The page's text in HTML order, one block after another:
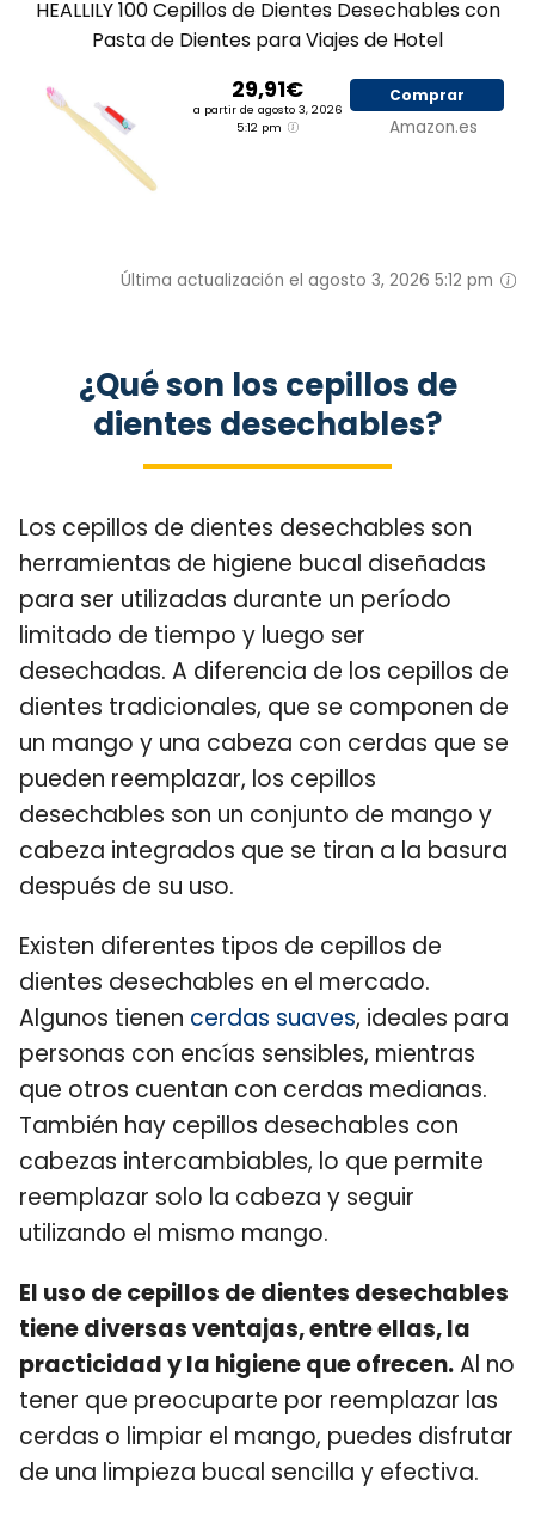
HEALLILY 100 Cepillos de Dientes Desechables con
Pasta de Dientes para Viajes de Hotel
29,91€
a partir de agosto 3, 2026
5:12 pm
Comprar
Amazon.es
Última actualización el agosto 3, 2026 5:12 pm
¿Qué son los cepillos de
dientes desechables?
Los cepillos de dientes desechables son
herramientas de higiene bucal diseñadas
para ser utilizadas durante un período
limitado de tiempo y luego ser
desechadas. A diferencia de los cepillos de
dientes tradicionales, que se componen de
un mango y una cabeza con cerdas que se
pueden reemplazar, los cepillos
desechables son un conjunto de mango y
cabeza integrados que se tiran a la basura
después de su uso.
Existen diferentes tipos de cepillos de
dientes desechables en el mercado.
Algunos tienen cerdas suaves, ideales para
personas con encías sensibles, mientras
que otros cuentan con cerdas medianas.
También hay cepillos desechables con
cabezas intercambiables, lo que permite
reemplazar solo la cabeza y seguir
utilizando el mismo mango.
El uso de cepillos de dientes desechables
tiene diversas ventajas, entre ellas, la
practicidad y la higiene que ofrecen.Al no
tener que preocuparte por reemplazar las
cerdas o limpiar el mango, puedes disfrutar
de una limpieza bucal sencilla y efectiva.